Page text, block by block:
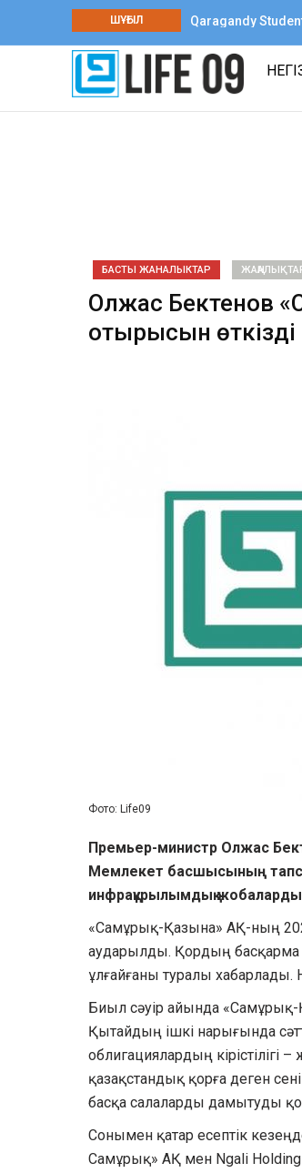
ШҰҒЫЛ
Qaragandy
шығармашылық
БАСТЫ ЖАНАЛЫКТАР
Олжас Бектенов
отырысын өткізді
Фото: Life09
Премьер-министр Олжас
Мемлекет басшысының
инфрақұрылымдық
«Самұрық-Қазына» АҚ-ның
аударылды. Қордың басқарма
ұлғайғаны туралы хабарлады.
Биыл сәуір айында
Қытайдың ішкі нарығында
облигациялардың
қазақстандық қорға деген
басқа салаларды дамытуды
Сонымен қатар есептік
Самұрық» АҚ мен Ngali Holdings